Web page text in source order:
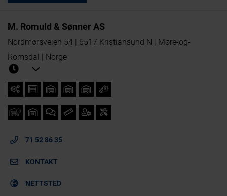
M. Romuld & Sønner AS
Nordmørsveien 54 | 6517 Kristiansund N | Møre-og-
Romsdal | Norge
71 52 86 35
KONTAKT
NETTSTED